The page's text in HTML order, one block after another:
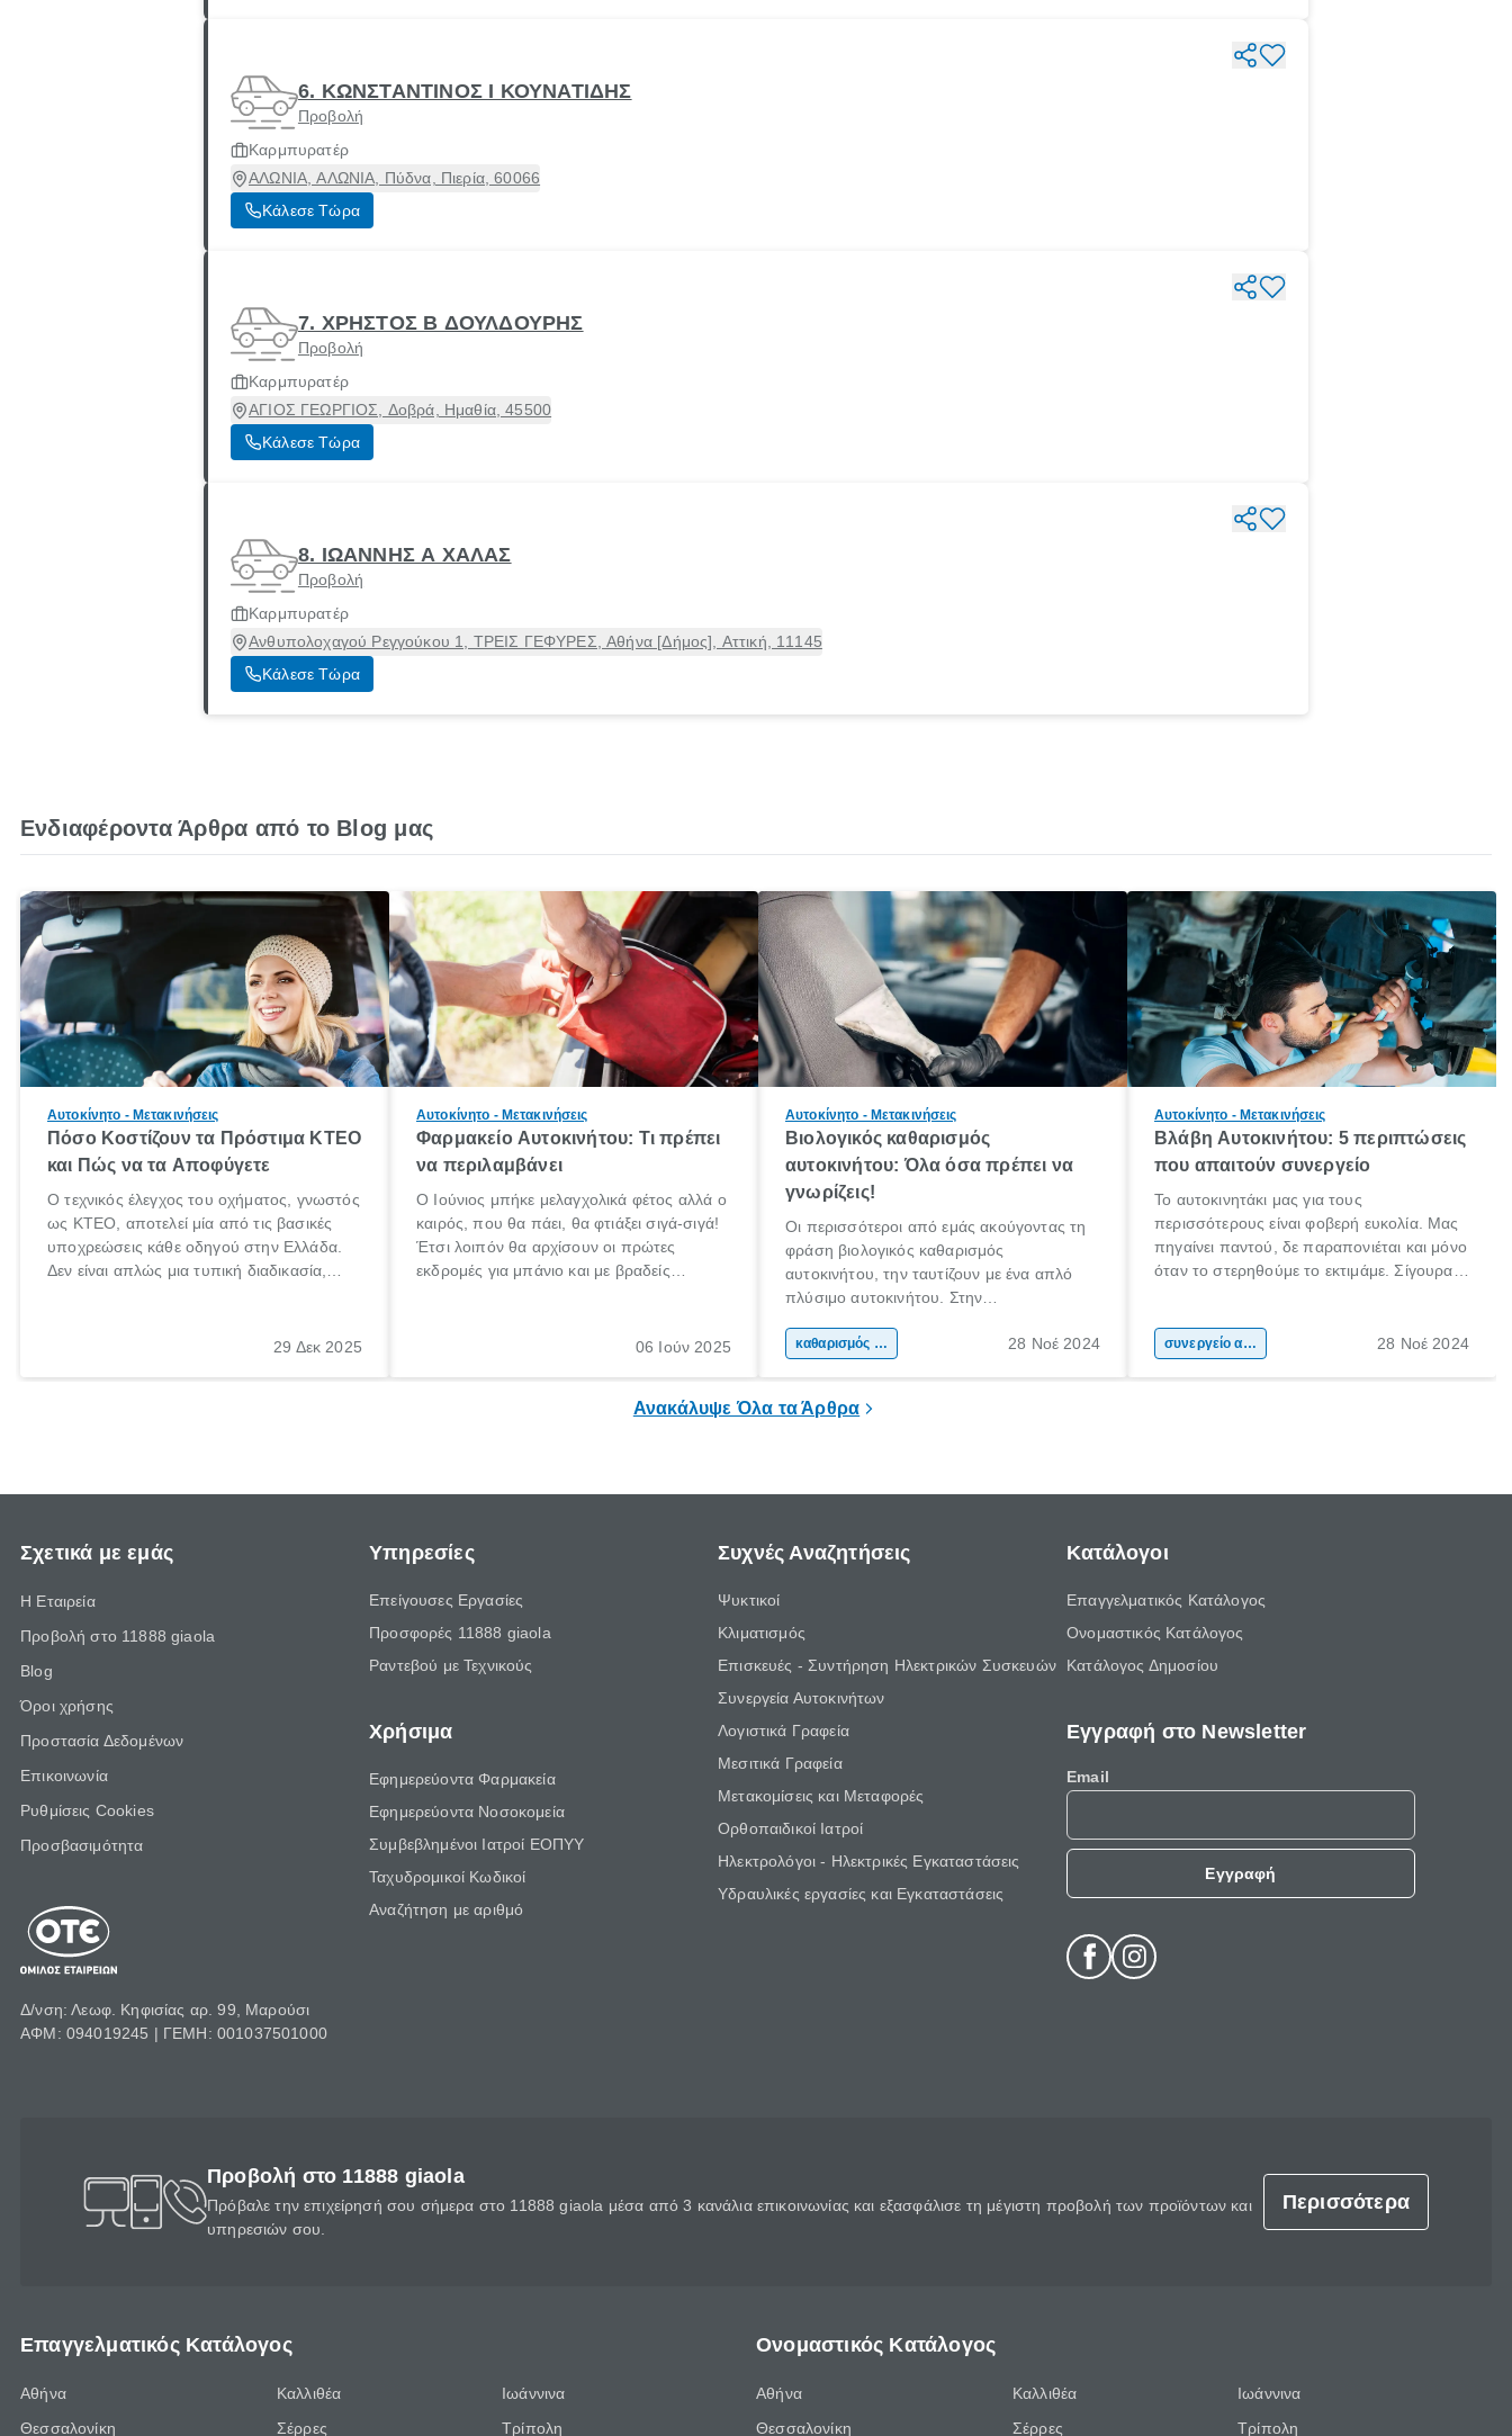
6. ΚΩΝΣΤΑΝΤΙΝΟΣ Ι ΚΟΥΝΑΤΙΔΗΣ
Προβολή
Καρμπυρατέρ
ΑΛΩΝΙΑ, ΑΛΩΝΙΑ, Πύδνα, Πιερία, 60066
Κάλεσε Τώρα
7. ΧΡΗΣΤΟΣ Β ΔΟΥΛΔΟΥΡΗΣ
Προβολή
Καρμπυρατέρ
ΑΓΙΟΣ ΓΕΩΡΓΙΟΣ, Δοβρά, Ημαθία, 45500
Κάλεσε Τώρα
8. ΙΩΑΝΝΗΣ Α ΧΑΛΑΣ
Προβολή
Καρμπυρατέρ
Ανθυπολοχαγού Ρεγγούκου 1, ΤΡΕΙΣ ΓΕΦΥΡΕΣ, Αθήνα [Δήμος], Αττική, 11145
Κάλεσε Τώρα
Ενδιαφέροντα Άρθρα από το Blog μας
Αυτοκίνητο - Μετακινήσεις
Πόσο Κοστίζουν τα Πρόστιμα ΚΤΕΟ
και Πώς να τα Αποφύγετε
Ο τεχνικός έλεγχος του οχήματος, γνωστός
ως ΚΤΕΟ, αποτελεί μία από τις βασικές
υποχρεώσεις κάθε οδηγού στην Ελλάδα.
Δεν είναι απλώς μια τυπική διαδικασία,
οδηγών και του περιβάλλοντος. Ωστόσο,
29 Δεκ 2025
Αυτοκίνητο - Μετακινήσεις
Φαρμακείο Αυτοκινήτου: Τι πρέπει
να περιλαμβάνει
Ο Ιούνιος μπήκε μελαγχολικά φέτος αλλά ο
καιρός, που θα πάει, θα φτιάξει σιγά-σιγά!
Έτσι λοιπόν θα αρχίσουν οι πρώτες
εκδρομές για μπάνιο και με βραδείς
06 Ιούν 2025
Αυτοκίνητο - Μετακινήσεις
Βιολογικός καθαρισμός
αυτοκινήτου: Όλα όσα πρέπει να
γνωρίζεις!
Οι περισσότεροι από εμάς ακούγοντας τη
φράση βιολογικός καθαρισμός
αυτοκινήτου, την ταυτίζουν με ένα απλό
πλύσιμο αυτοκινήτου. Στην
βιολογικός καθαρισμός αυτοκινήτου, είναι
καθαρισμός αυτοκινήτου 28 Νοέ 2024
Αυτοκίνητο - Μετακινήσεις
Βλάβη Αυτοκινήτου: 5 περιπτώσεις
που απαιτούν συνεργείο
Το αυτοκινητάκι μας για τους
περισσότερους είναι φοβερή ευκολία. Μας
πηγαίνει παντού, δε παραπονιέται και μόνο
όταν το στερηθούμε το εκτιμάμε. Σίγουρα
που αν παρουσιαστεί μία βλάβη (ειδικά αν
δε τη θεωρούμε σοβαρή) θα αναβάλουμε
συνεργείο αυτοκινήτου 28 Νοέ 2024
Ανακάλυψε Όλα τα Άρθρα
Σχετικά με εμάς
Η Εταιρεία
Προβολή στο 11888 giaola
Blog
Όροι χρήσης
Προστασία Δεδομένων
Επικοινωνία
Ρυθμίσεις Cookies
Προσβασιμότητα
Δ/νση: Λεωφ. Κηφισίας αρ. 99, Μαρούσι
ΑΦΜ: 094019245 | ΓΕΜΗ: 001037501000
Υπηρεσίες
Επείγουσες Εργασίες
Προσφορές 11888 giaola
Ραντεβού με Τεχνικούς
Χρήσιμα
Εφημερεύοντα Φαρμακεία
Εφημερεύοντα Νοσοκομεία
Συμβεβλημένοι Ιατροί ΕΟΠΥΥ
Ταχυδρομικοί Κωδικοί
Αναζήτηση με αριθμό
Συχνές Αναζητήσεις
Ψυκτικοί
Κλιματισμός
Επισκευές - Συντήρηση Ηλεκτρικών Συσκευών
Συνεργεία Αυτοκινήτων
Λογιστικά Γραφεία
Μεσιτικά Γραφεία
Μετακομίσεις και Μεταφορές
Ορθοπαιδικοί Ιατροί
Ηλεκτρολόγοι - Ηλεκτρικές Εγκαταστάσεις
Υδραυλικές εργασίες και Εγκαταστάσεις
Κατάλογοι
Επαγγελματικός Κατάλογος
Ονομαστικός Κατάλογος
Κατάλογος Δημοσίου
Εγγραφή στο Newsletter
Email
Εγγραφή
Προβολή στο 11888 giaola
Πρόβαλε την επιχείρησή σου σήμερα στο 11888 giaola μέσα από 3 κανάλια επικοινωνίας και εξασφάλισε τη μέγιστη προβολή των προϊόντων και
υπηρεσιών σου.
Περισσότερα
Επαγγελματικός Κατάλογος
Αθήνα
Θεσσαλονίκη
Καλλιθέα
Σέρρες
Ιωάννινα
Τρίπολη
Ονομαστικός Κατάλογος
Αθήνα
Θεσσαλονίκη
Καλλιθέα
Σέρρες
Ιωάννινα
Τρίπολη